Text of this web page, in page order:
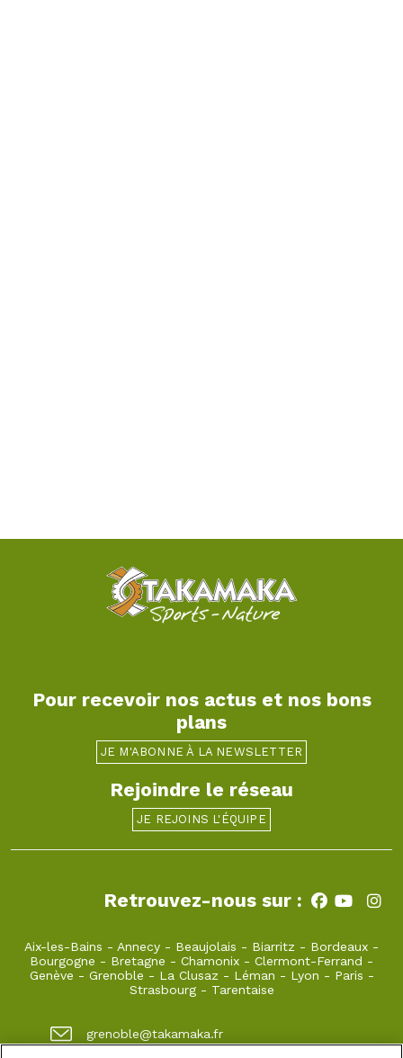
Pour recevoir nos actus et nos bons
plans
JE M'ABONNE À LA NEWSLETTER
Rejoindre le réseau
JE REJOINS L'ÉQUIPE
Retrouvez-nous sur :
Aix-les-Bains - Annecy - Beaujolais - Biarritz - Bordeaux -
Bourgogne - Bretagne - Chamonix - Clermont-Ferrand -
Genève - Grenoble - La Clusaz - Léman - Lyon - Paris -
Strasbourg- Tarentaise
grenoble@takamaka.fr